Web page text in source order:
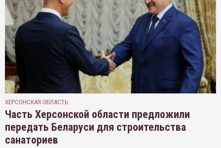
ХЕРСОНСКАЯ ОБЛАСТЬ
Часть Херсонской области предложили
передать Беларуси для строительства
санаториев